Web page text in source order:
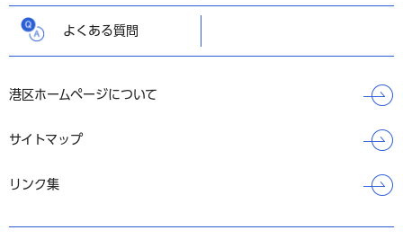
よくある質問
港区ホームページについて
サイトマップ
リンク集